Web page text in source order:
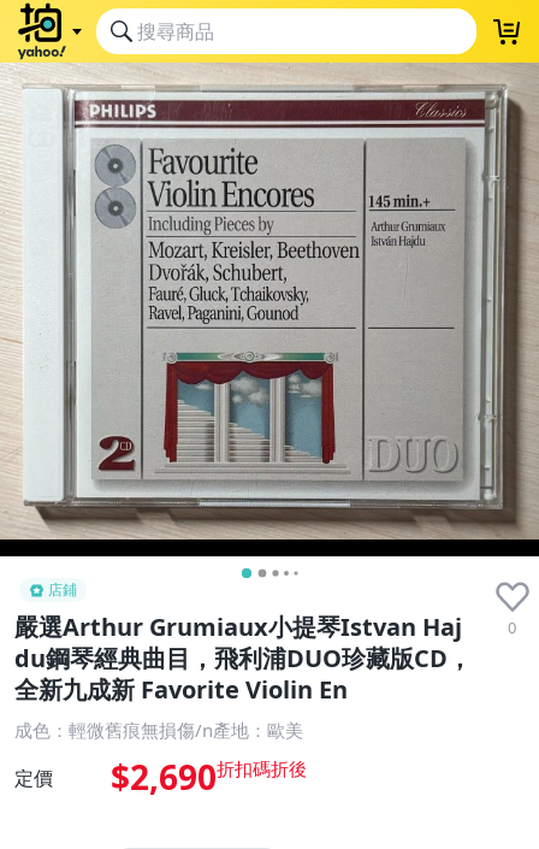
店鋪
嚴選Arthur Grumiaux小提琴Istvan Haj
du鋼琴經典曲目，飛利浦DUO珍藏版CD，
全新九成新 Favorite Violin En
0
成色：輕微舊痕無損傷/n產地：歐美
定價 $2,690